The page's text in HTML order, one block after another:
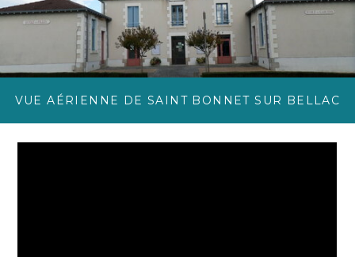
VUE AÉRIENNE DE SAINT BONNET SUR BELLAC